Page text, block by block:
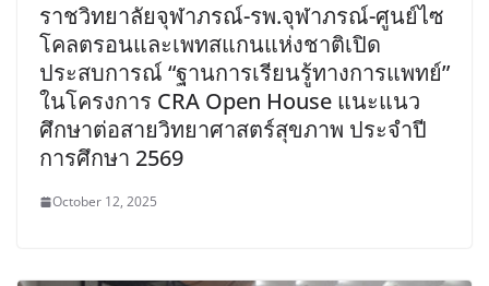
ราชวิทยาลัยจุฬาภรณ์-รพ.จุฬาภรณ์-ศูนย์ไซ
โคลตรอนและเพทสแกนแห่งชาติเปิด
ประสบการณ์ “ฐานการเรียนรู้ทางการแพทย์”
ในโครงการ CRA Open House แนะแนว
ศึกษาต่อสายวิทยาศาสตร์สุขภาพ ประจำปี
การศึกษา 2569
October 12, 2025